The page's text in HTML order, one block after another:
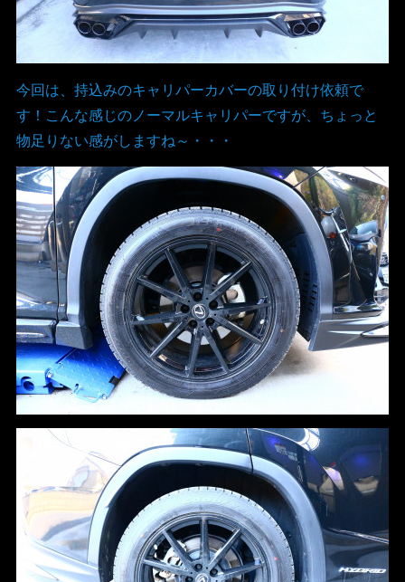
今回は、持込みのキャリパーカバーの取り付け依頼で
す！こんな感じのノーマルキャリパーですが、ちょっと
物足りない感がしますね～・・・